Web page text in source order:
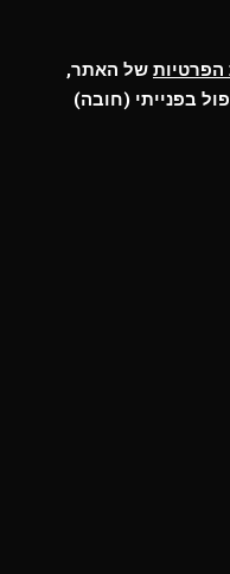
הפרטיות של האתר,
בפנייתי (חובה)